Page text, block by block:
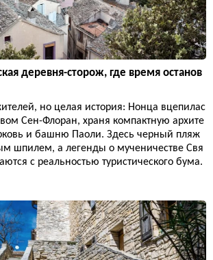
деревня-сторож, где время останов
но целая история: Нонца вцепилас
Сен-Флоран, храня компактную архите
и башню Паоли. Здесь черный пляж
шпилем, а легенды о мученичестве Свя
с реальностью туристического бума.